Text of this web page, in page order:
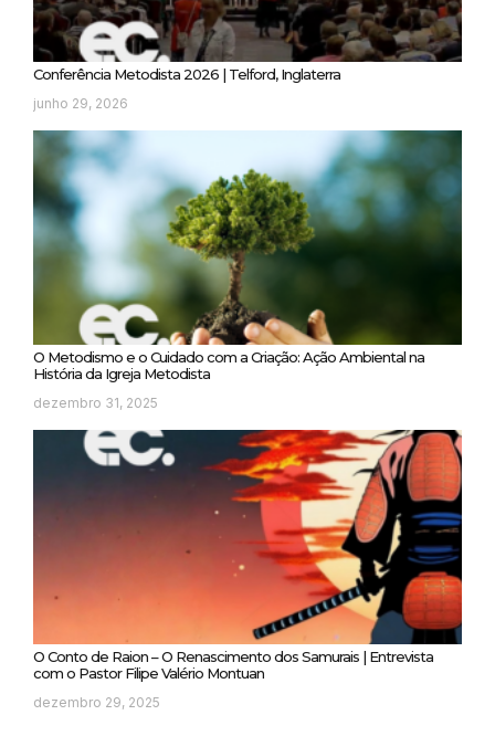
Conferência Metodista 2026 | Telford, Inglaterra
junho 29, 2026
O Metodismo e o Cuidado com a Criação: Ação Ambiental na
História da Igreja Metodista
dezembro 31, 2025
O Conto de Raion – O Renascimento dos Samurais | Entrevista
com o Pastor Filipe Valério Montuan
dezembro 29, 2025